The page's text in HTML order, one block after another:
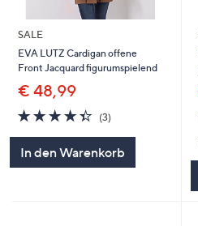
SALE
EVA LUTZ Cardigan offene
Front Jacquard figurumspielend
€ 48,99
4.3
von
5
(3)
In den Warenkorb